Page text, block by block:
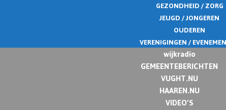
GEZONDHEID / ZORG
JEUGD / JONGEREN
OUDEREN
VERENIGINGEN /
wijkradio
GEMEENTEBERICHTEN
VUGHT.NU
HAAREN.NU
VIDEO’S